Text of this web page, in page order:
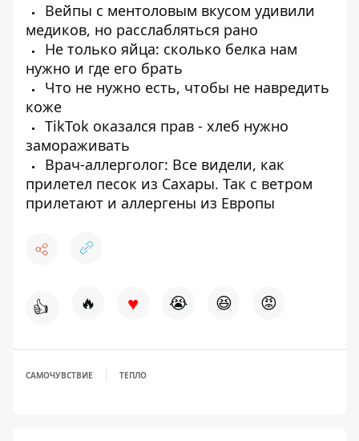
Вейпы с ментоловым вкусом удивили
медиков, но расслабляться рано
Не только яйца: сколько белка нам
нужно и где его брать
Что не нужно есть, чтобы не навредить
коже
TikTok оказался прав - хлеб нужно
замораживать
Врач-аллерголог: Все видели, как
прилетел песок из Сахары. Так с ветром
прилетают и аллергены из Европы
👍 🔥 ♥ 😭 😆 😡
САМОЧУВСТВИЕ ТЕПЛО